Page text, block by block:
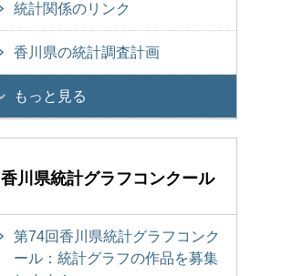
統計関係のリンク
香川県の統計調査計画
もっと見る
香川県統計グラフコンクール
第74回香川県統計グラフコンク
ール：統計グラフの作品を募集